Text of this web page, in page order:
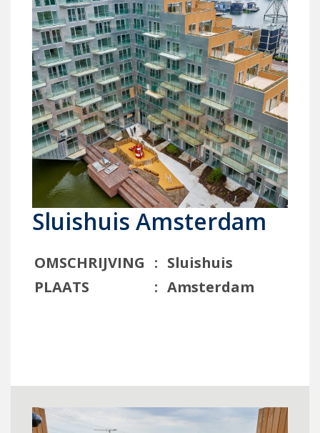
Sluishuis Amsterdam
OMSCHRIJVING : Sluishuis
PLAATS
: Amsterdam